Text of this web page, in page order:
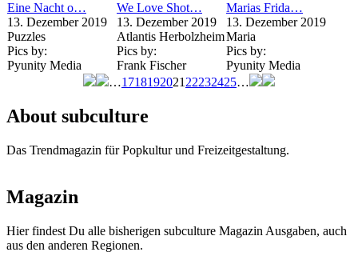
Eine Nacht o…
13. Dezember 2019
Puzzles
Pics by:
Pyunity Media
We Love Shot…
13. Dezember 2019
Atlantis Herbolzheim
Pics by:
Frank Fischer
Marias Frida…
13. Dezember 2019
Maria
Pics by:
Pyunity Media
…1718192021 22232425…
About subculture
Das Trendmagazin für Popkultur und Freizeitgestaltung.
Magazin
Hier findest Du alle bisherigen subculture Magazin Ausgaben, auch
aus den anderen Regionen.